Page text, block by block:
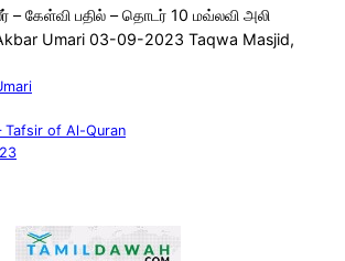
கேள்வி பதில் – தொடர் 10 மவ்லவி அலி
Umari 03-09-2023 Taqwa Masjid,
Tafsir of Al-Quran